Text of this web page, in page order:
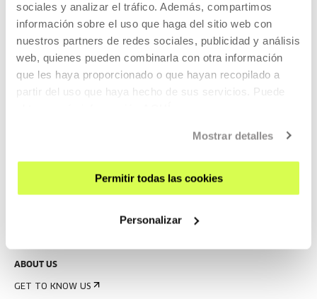
sociales y analizar el tráfico. Además, compartimos
información sobre el uso que haga del sitio web con
nuestros partners de redes sociales, publicidad y análisis
web, quienes pueden combinarla con otra información
que les haya proporcionado o que hayan recopilado a
partir del uso que haya hecho de sus servicios. Puede
Mostrar detalles
Permitir todas las cookies
Personalizar
CONTACT AND OPENING TIMES
GETTING HERE
ACCOMMODATION
ABOUT US
GET TO KNOW US